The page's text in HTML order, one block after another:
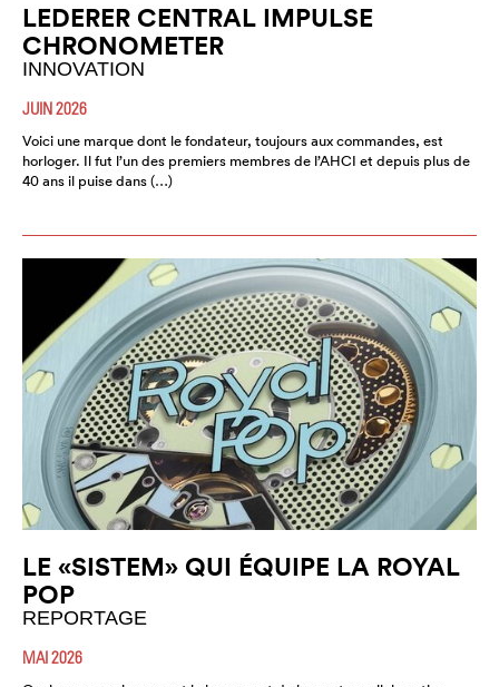
LEDERER CENTRAL IMPULSE
CHRONOMETER
INNOVATION
JUIN 2026
Voici une marque dont le fondateur, toujours aux commandes, est
horloger. Il fut l’un des premiers membres de l’AHCI et depuis plus de
40 ans il puise dans (…)
LE «SISTEM» QUI ÉQUIPE LA ROYAL
POP
REPORTAGE
MAI 2026